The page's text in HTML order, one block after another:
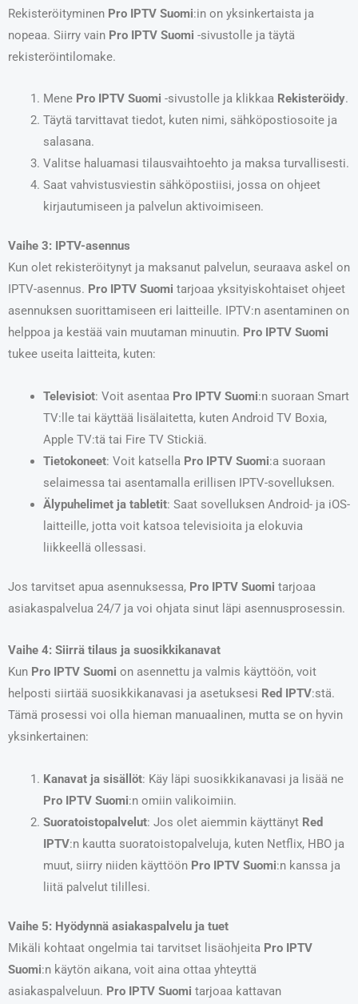
Rekisteröityminen Pro IPTV Suomi:in on yksinkertaista ja
nopeaa. Siirry vain Pro IPTV Suomi -sivustolle ja täytä
rekisteröintilomake.
Mene Pro IPTV Suomi -sivustolle ja klikkaa Rekisteröidy.
Täytä tarvittavat tiedot, kuten nimi, sähköpostiosoite ja
salasana.
Valitse haluamasi tilausvaihtoehto ja maksa turvallisesti.
Saat vahvistusviestin sähköpostiisi, jossa on ohjeet
kirjautumiseen ja palvelun aktivoimiseen.
Vaihe 3: IPTV-asennus
Kun olet rekisteröitynyt ja maksanut palvelun, seuraava askel on
IPTV-asennus. Pro IPTV Suomi tarjoaa yksityiskohtaiset ohjeet
asennuksen suorittamiseen eri laitteille. IPTV:n asentaminen on
helppoa ja kestää vain muutaman minuutin. Pro IPTV Suomi
tukee useita laitteita, kuten:
Televisiot: Voit asentaa Pro IPTV Suomi:n suoraan Smart
TV:lle tai käyttää lisälaitetta, kuten Android TV Boxia,
Apple TV:tä tai Fire TV Stickiä.
Tietokoneet: Voit katsella Pro IPTV Suomi:a suoraan
selaimessa tai asentamalla erillisen IPTV-sovelluksen.
Älypuhelimet ja tabletit: Saat sovelluksen Android- ja iOS-
laitteille, jotta voit katsoa televisioita ja elokuvia
liikkeellä ollessasi.
Jos tarvitset apua asennuksessa, Pro IPTV Suomi tarjoaa
asiakaspalvelua 24/7 ja voi ohjata sinut läpi asennusprosessin.
Vaihe 4: Siirrä tilaus ja suosikkikanavat
Kun Pro IPTV Suomi on asennettu ja valmis käyttöön, voit
helposti siirtää suosikkikanavasi ja asetuksesi Red IPTV:stä.
Tämä prosessi voi olla hieman manuaalinen, mutta se on hyvin
yksinkertainen:
Kanavat ja sisällöt: Käy läpi suosikkikanavasi ja lisää ne
Pro IPTV Suomi:n omiin valikoimiin.
Suoratoistopalvelut: Jos olet aiemmin käyttänyt Red
IPTV:n kautta suoratoistopalveluja, kuten Netflix, HBO ja
muut, siirry niiden käyttöön Pro IPTV Suomi:n kanssa ja
liitä palvelut tilillesi.
Vaihe 5: Hyödynnä asiakaspalvelu ja tuet
Mikäli kohtaat ongelmia tai tarvitset lisäohjeita Pro IPTV
Suomi:n käytön aikana, voit aina ottaa yhteyttä
asiakaspalveluun. Pro IPTV Suomi tarjoaa kattavan